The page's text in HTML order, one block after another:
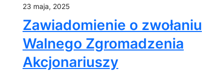
23 maja, 2025
Zawiadomienie o zwołaniu
Walnego Zgromadzenia
Akcjonariuszy